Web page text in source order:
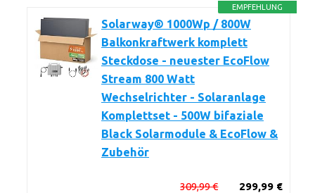
EMPFEHLUNG
Solarway® 1000Wp / 800W
Balkonkraftwerk komplett
Steckdose - neuester EcoFlow
Stream 800 Watt
Wechselrichter - Solaranlage
Komplettset - 500W bifaziale
Black Solarmodule & EcoFlow &
Zubehör
299,99 €
309,99 €